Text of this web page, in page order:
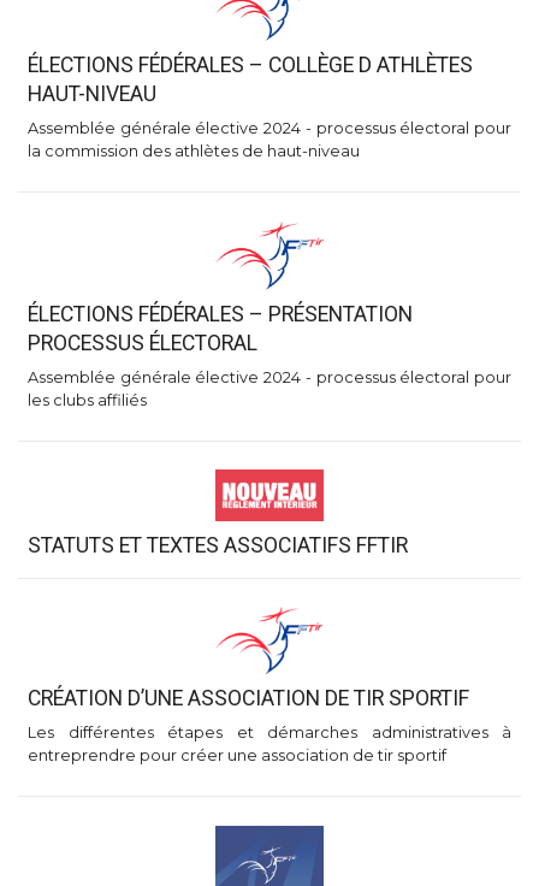
ÉLECTIONS FÉDÉRALES – COLLÈGE D ATHLÈTES
HAUT-NIVEAU
Assemblée générale élective 2024 - processus électoral pour
la commission des athlètes de haut-niveau
ÉLECTIONS FÉDÉRALES – PRÉSENTATION
PROCESSUS ÉLECTORAL
Assemblée générale élective 2024 - processus électoral pour
les clubs affiliés
STATUTS ET TEXTES ASSOCIATIFS FFTIR
CRÉATION D’UNE ASSOCIATION DE TIR SPORTIF
Les différentes étapes et démarches administratives à
entreprendre pour créer une association de tir sportif